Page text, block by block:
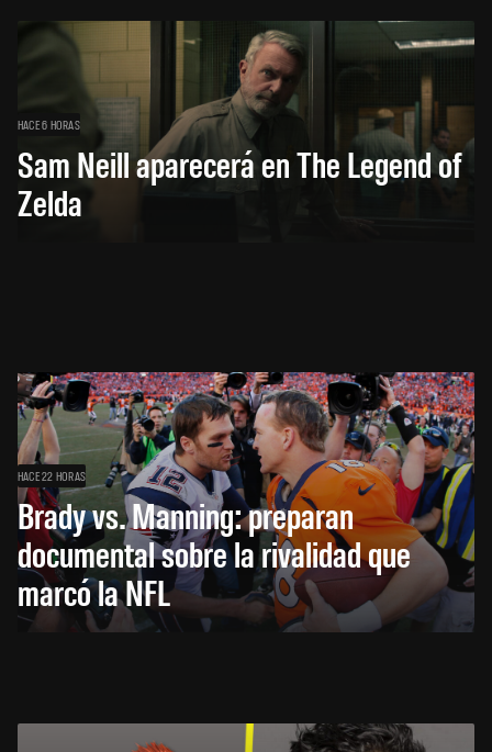
HACE 6 HORAS
Sam Neill aparecerá en The Legend of
Zelda
HACE 22 HORAS
Brady vs. Manning: preparan
documental sobre la rivalidad que
marcó la NFL